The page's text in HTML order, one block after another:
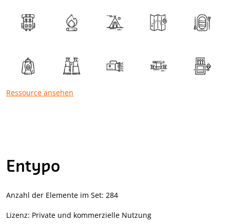
Ressource ansehen
Entypo
Anzahl der Elemente im Set: 284
Lizenz: Private und kommerzielle Nutzung